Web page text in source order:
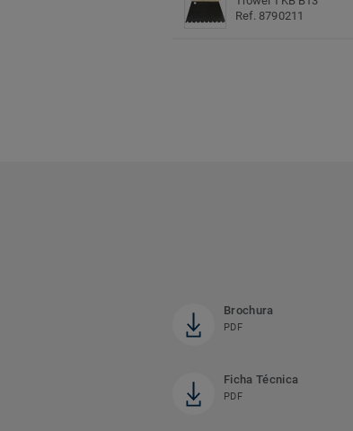
Ref. 8790211
Brochura
PDF
Ficha Técnica
PDF